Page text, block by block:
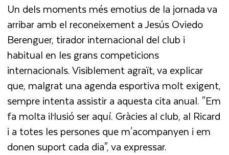
Un dels moments més emotius de la jornada va
arribar amb el reconeixement a Jesús Oviedo
Berenguer, tirador internacional del club i
habitual en les grans competicions
internacionals. Visiblement agraït, va explicar
que, malgrat una agenda esportiva molt exigent,
sempre intenta assistir a aquesta cita anual. "Em
fa molta il·lusió ser aquí. Gràcies al club, al Ricard
i a totes les persones que m'acompanyen i em
donen suport cada dia", va expressar.